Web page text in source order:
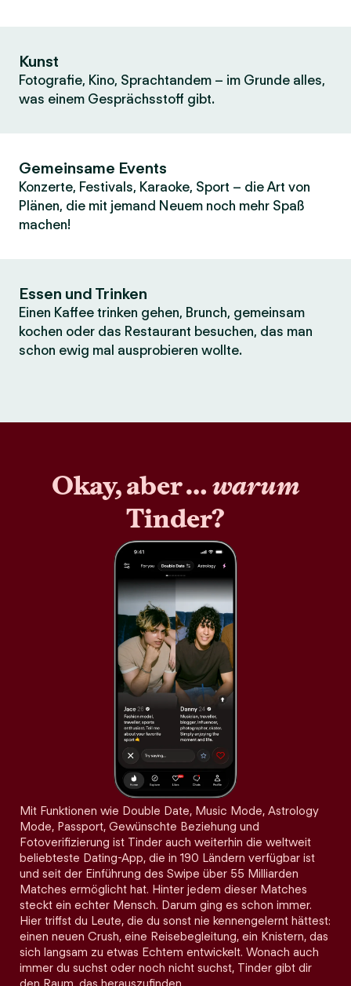
Kunst
Fotografie, Kino, Sprachtandem – im Grunde alles,
was einem Gesprächsstoff gibt.
Gemeinsame Events
Konzerte, Festivals, Karaoke, Sport – die Art von
Plänen, die mit jemand Neuem noch mehr Spaß
machen!
Essen und Trinken
Einen Kaffee trinken gehen, Brunch, gemeinsam
kochen oder das Restaurant besuchen, das man
schon ewig mal ausprobieren wollte.
Okay, aber …warum
Tinder?
Mit Funktionen wie Double Date, Music Mode, Astrology
Mode, Passport, Gewünschte Beziehung und
Fotoverifizierung ist Tinder auch weiterhin die weltweit
beliebteste Dating-App, die in 190 Ländern verfügbar ist
und seit der Einführung des Swipe über 55 Milliarden
Matches ermöglicht hat. Hinter jedem dieser Matches
steckt ein echter Mensch. Darum ging es schon immer.
Hier triffst du Leute, die du sonst nie kennengelernt hättest:
einen neuen Crush, eine Reisebegleitung, ein Knistern, das
sich langsam zu etwas Echtem entwickelt. Wonach auch
immer du suchst oder noch nicht suchst, Tinder gibt dir